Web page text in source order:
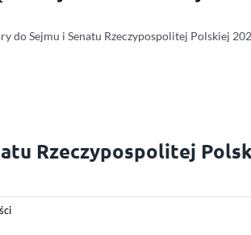
do Sejmu i Senatu Rzeczypospolitej Polskiej
Rzeczypospolitej